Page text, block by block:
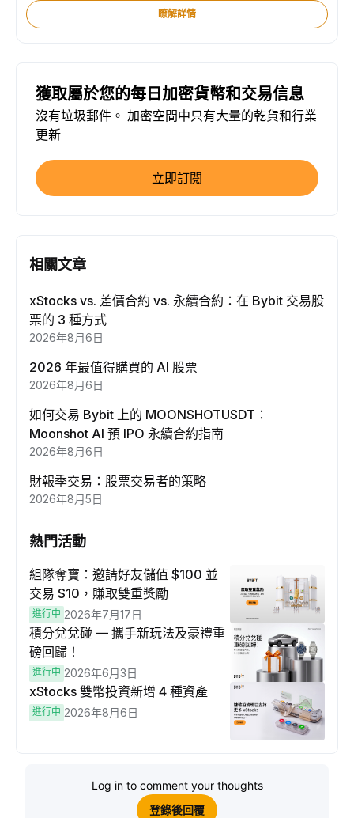
瞭解詳情
獲取屬於您的每日加密貨幣和交易信息
沒有垃圾郵件。 加密空間中只有大量的乾貨和行業
更新
立即訂閱
相關文章
xStocks vs. 差價合約 vs. 永續合約：在 Bybit 交易股
票的 3 種方式
2026年8月6日
2026 年最值得購買的 AI 股票
2026年8月6日
如何交易 Bybit 上的 MOONSHOTUSDT：
Moonshot AI 預 IPO 永續合約指南
2026年8月6日
財報季交易：股票交易者的策略
2026年8月5日
熱門活動
組隊奪寶：邀請好友儲值 $100 並
交易 $10，賺取雙重獎勵
進行中 2026年7月17日
積分兌兌碰 — 攜手新玩法及豪禮重
磅回歸！
進行中 2026年6月3日
xStocks 雙幣投資新增 4 種資產
進行中 2026年8月6日
Log in to comment your thoughts
登錄後回覆